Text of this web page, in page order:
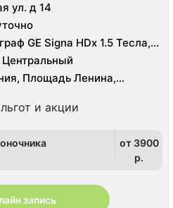
ул. д 14
GE Signa HDx 1.5 Тесла,
Площадь Ленина,
и акции
от 3900
p.
запись